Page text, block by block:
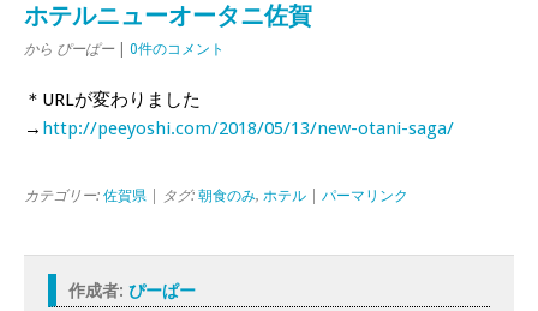
ホテルニューオータニ佐賀
から ぴーぱー| 0件のコメント
＊URLが変わりました
→ http://peeyoshi.com/2018/05/13/new-otani-saga/
カテゴリー: 佐賀県 | タグ: 朝食のみ, ホテル パーマリンク
作成者: ぴーぱー